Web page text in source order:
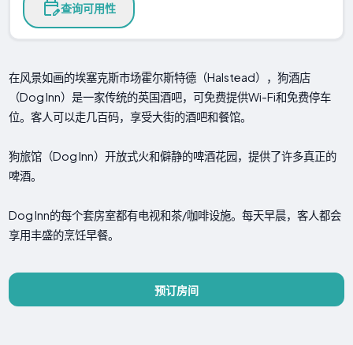
查询可用性
在风景如画的埃塞克斯市场霍尔斯特德（Halstead），狗酒店
（Dog Inn）是一家传统的英国酒吧，可免费提供Wi-Fi和免费停车
位。客人可以走几百码，享受大街的酒吧和餐馆。
狗旅馆（Dog Inn）开放式火和僻静的啤酒花园，提供了许多真正的
啤酒。
Dog Inn的每个套房室都有电视和茶/咖啡设施。每天早晨，客人都会
享用丰盛的烹饪早餐。
预订房间